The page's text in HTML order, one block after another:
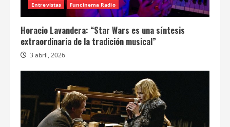
Entrevistas Funcinema Radio
Horacio Lavandera: “Star Wars es una síntesis
extraordinaria de la tradición musical”
3 abril, 2026